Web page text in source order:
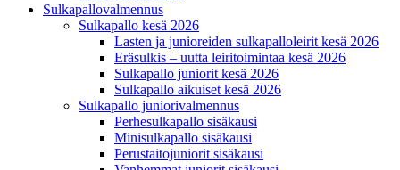
Sulkapallovalmennus
Sulkapallo kesä 2026
Lasten ja junioreiden sulkapalloleirit kesä 2026
Eräsulkis – uutta leiritoimintaa kesä 2026
Sulkapallo juniorit kesä 2026
Sulkapallo aikuiset kesä 2026
Sulkapallo juniorivalmennus
Perhesulkapallo sisäkausi
Minisulkapallo sisäkausi
Perustaitojuniorit sisäkausi